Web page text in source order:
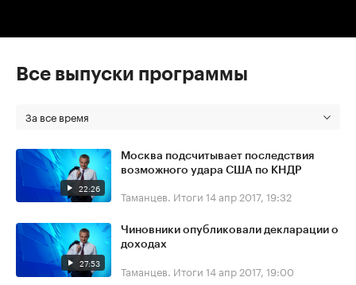
Все выпуски программы
За все время
22:26
Москва подсчитывает последствия
возможного удара США по КНДР
Таманцев. Итоги 14 апр 2017, 19:32
27:53
Чиновники опубликовали декларации о
доходах
Таманцев. Итоги 14 апр 2017, 19:00